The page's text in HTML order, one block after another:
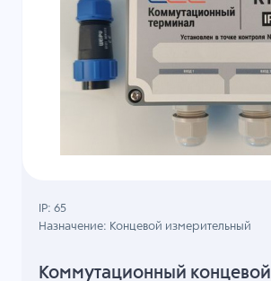
Коммутационный концевой
IP: 65
Назначение: Концевой измерительный